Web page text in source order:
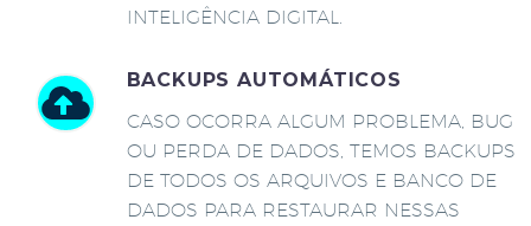
INTELIGÊNCIA DIGITAL.
BACKUPS AUTOMÁTICOS
CASO OCORRA ALGUM PROBLEMA, BUG
OU PERDA DE DADOS, TEMOS BACKUPS
DE TODOS OS ARQUIVOS E BANCO DE
DADOS PARA RESTAURAR NESSAS